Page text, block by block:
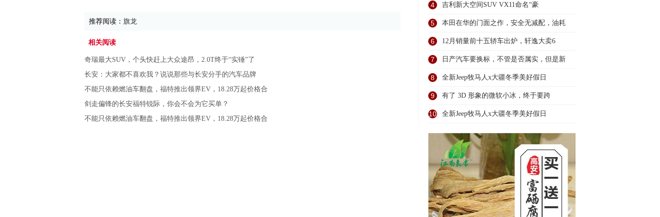
推荐阅读： 旗龙
相关阅读
奇瑞最大SUV，个头快赶上大众途昂，2.0T终于“实锤”了
长安：大家都不喜欢我？说说那些与长安分手的汽车品牌
不能只依赖燃油车翻盘，福特推出领界EV，18.28万起价格合
剑走偏锋的长安福特锐际，你会不会为它买单？
不能只依赖燃油车翻盘，福特推出领界EV，18.28万起价格合
4 吉利新大空间SUV VX11命名“豪
5 本田在华的门面之作，安全无减配，油耗
6 12月销量前十五轿车出炉，轩逸大卖6
7 日产汽车要换标，不管是否属实，但是新
8 全新Jeep牧马人x大疆冬季美好假日
9 有了 3D 形象的微软小冰，终于要跨
10 全新Jeep牧马人x大疆冬季美好假日